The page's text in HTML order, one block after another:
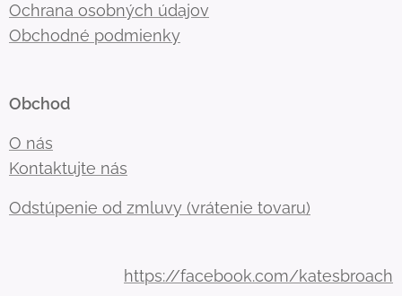
Ochrana osobných údajov
Obchodné podmienky
Obchod
O nás
Kontaktujte nás
Odstúpenie od zmluvy (vrátenie tovaru)
https://facebook.com/katesbroach